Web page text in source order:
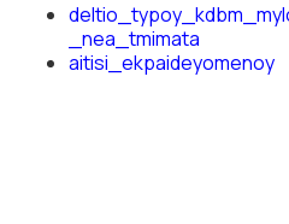
_nea_tmimata
aitisi_ekpaideyomenoy